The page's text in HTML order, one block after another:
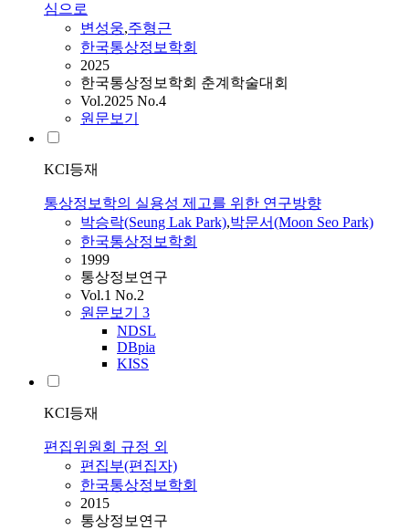
심으로
변성웅,주형근
한국통상정보학회
2025
한국통상정보학회 춘계학술대회
Vol.2025 No.4
원문보기
KCI등재
통상정보학의 실용성 제고를 위한 연구방향
박승락(Seung Lak Park),박문서(Moon Seo Park)
한국통상정보학회
1999
통상정보연구
Vol.1 No.2
원문보기 3
NDSL
DBpia
KISS
KCI등재
편집위원회 규정 외
편집부(편집자)
한국통상정보학회
2015
통상정보연구